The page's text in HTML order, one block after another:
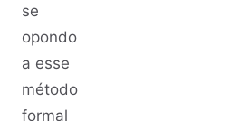
se
opondo
a esse
método
formal